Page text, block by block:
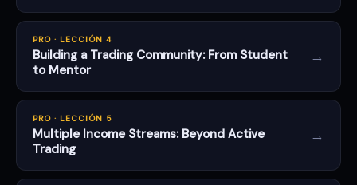
PRO · LECCIÓN 4
Building a Trading Community: From Student
to Mentor
→
PRO · LECCIÓN 5
Multiple Income Streams: Beyond Active
Trading
→